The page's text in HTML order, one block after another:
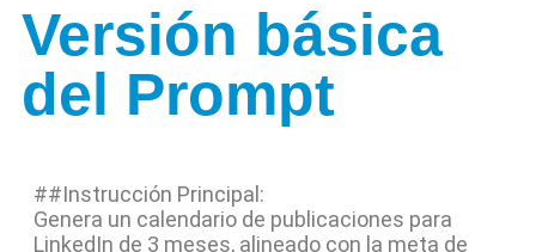
Versión básica
del Prompt
##Instrucción Principal:
Genera un calendario de publicaciones para
LinkedIn de 3 meses, alineado con la meta de